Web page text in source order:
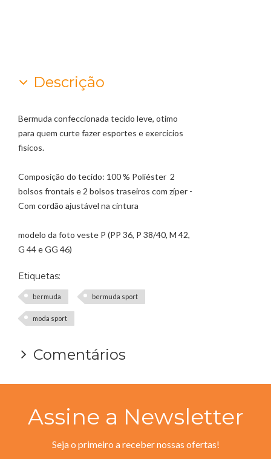
Descrição
Bermuda confeccionada tecido leve, otimo
para quem curte fazer esportes e exercicios
fisicos.
Composição do tecido: 100 % Poliéster 2
bolsos frontais e 2 bolsos traseiros com zíper -
Com cordão ajustável na cintura
modelo da foto veste P (PP 36, P 38/40, M 42,
G 44 e GG 46)
Etiquetas:
bermuda bermuda sport
moda sport
Comentários
Assine a Newsletter
Seja o primeiro a receber nossas ofertas!